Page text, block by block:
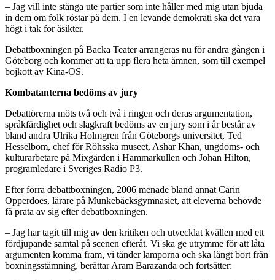
– Jag vill inte stänga ute partier som inte håller med mig utan bjuda
in dem om folk röstar på dem. I en levande demokrati ska det vara
högt i tak för åsikter.
Debattboxningen på Backa Teater arrangeras nu för andra gången i
Göteborg och kommer att ta upp flera heta ämnen, som till exempel
bojkott av Kina-OS.
Kombatanterna bedöms av jury
Debattörerna möts två och två i ringen och deras argumentation,
språkfärdighet och slagkraft bedöms av en jury som i år består av
bland andra Ulrika Holmgren från Göteborgs universitet, Ted
Hesselbom, chef för Röhsska museet, Ashar Khan, ungdoms- och
kulturarbetare på Mixgården i Hammarkullen och Johan Hilton,
programledare i Sveriges Radio P3.
Efter förra debattboxningen, 2006 menade bland annat Carin
Opperdoes, lärare på Munkebäcksgymnasiet, att eleverna behövde
få prata av sig efter debattboxningen.
– Jag har tagit till mig av den kritiken och utvecklat kvällen med ett
fördjupande samtal på scenen efteråt. Vi ska ge utrymme för att låta
argumenten komma fram, vi tänder lamporna och ska långt bort från
boxningsstämning, berättar Aram Barazanda och fortsätter: